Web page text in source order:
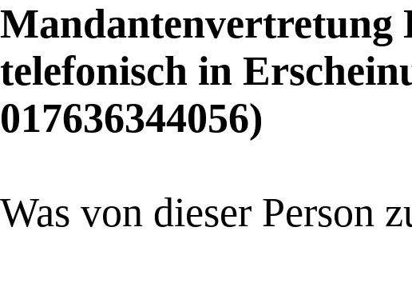
telefonisch in
017636344056)
Was von dieser Person